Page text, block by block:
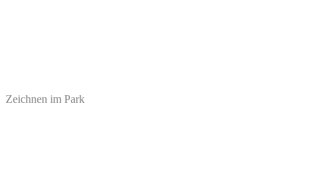
Zeichnen im Park